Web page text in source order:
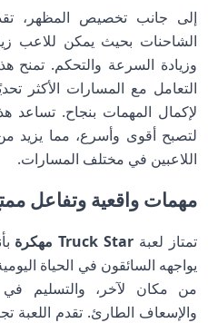
إلى جانب تخصيص المظهر،
الشاحنات بحيث يمكن للاعب
وزيادة السرعة والتحكم. تمنح
التعامل مع المسارات الأكثر
لإكمال المهمات بنجاح. تساعد
لتصبح أقوى وأسرع، مما يزيد
اللاعبين في مختلف المسارات.
مهمات واقعية وتفاعل
تمتاز لعبة Truck Star مهكرة
يواجهه السائقون في الحياة
من مكان لآخر، والتسليم في
والإسعاف الطارئ. تقدم اللعبة